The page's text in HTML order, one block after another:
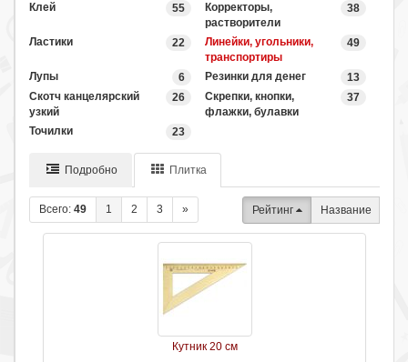
55
Клей 38
Корректоры,
растворители
22
Ластики 49
Линейки, угольники,
транспортиры
6
Лупы 13
Резинки для денег
26
Скотч канцелярский
узкий
37
Скрепки, кнопки,
флажки, булавки
23
Точилки
Подробно Плитка
Всего: 49 1 2 3 » Рейтинг Название
Кутник 20 см